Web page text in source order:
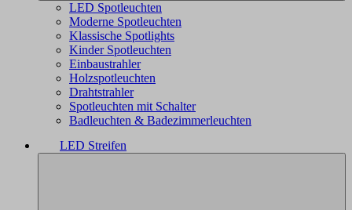
LED Spotleuchten
Moderne Spotleuchten
Klassische Spotlights
Kinder Spotleuchten
Einbaustrahler
Holzspotleuchten
Drahtstrahler
Spotleuchten mit Schalter
Badleuchten & Badezimmerleuchten
LED Streifen